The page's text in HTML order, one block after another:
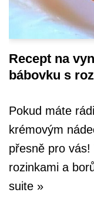
Recept na
bábovku s
Pokud máte
krémovým
přesně pro
rozinkami a
suite »